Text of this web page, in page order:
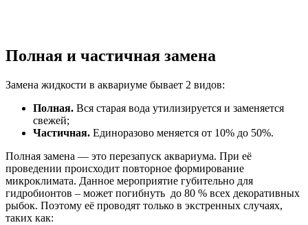
Полная и частичная замена
Замена жидкости в аквариуме бывает 2 видов:
Полная. Вся старая вода утилизируется и заменяется
свежей;
Частичная. Единоразово меняется от 10% до 50%.
Полная замена — это перезапуск аквариума. При её
проведении происходит повторное формирование
микроклимата. Данное мероприятие губительно для
гидробионтов – может погибнуть до 80 % всех декоративных
рыбок. Поэтому её проводят только в экстренных случаях,
таких как: